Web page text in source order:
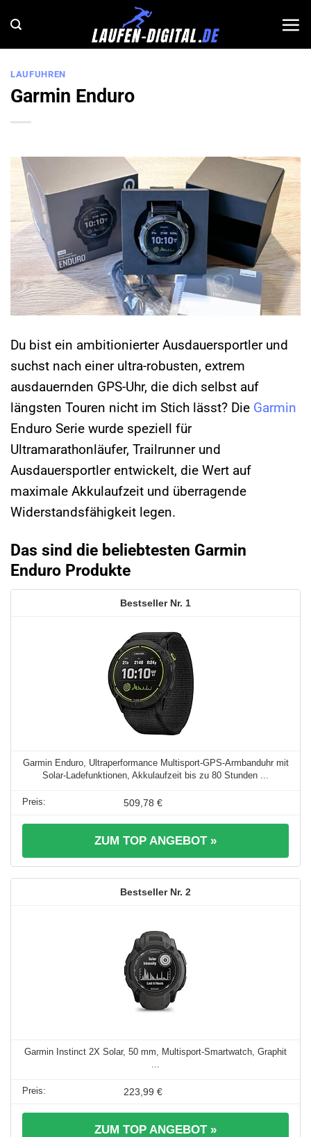
Inhalt
springen
LAUFUHREN
Garmin Enduro
Du bist ein ambitionierter Ausdauersportler und
suchst nach einer ultra-robusten, extrem
ausdauernden GPS-Uhr, die dich selbst auf
längsten Touren nicht im Stich lässt? Die Garmin
Enduro Serie wurde speziell für
Ultramarathonläufer, Trailrunner und
Ausdauersportler entwickelt, die Wert auf
maximale Akkulaufzeit und überragende
Widerstandsfähigkeit legen.
Das sind die beliebtesten Garmin
Enduro Produkte
1
Garmin Enduro, Ultraperformance Multisport-GPS-Armbanduhr mit
Solar-Ladefunktionen, Akkulaufzeit bis zu 80 Stunden ...
509,78 €
ZUM TOP ANGEBOT »
2
Garmin Instinct 2X Solar, 50 mm, Multisport-Smartwatch, Graphit
223,99 €
ZUM TOP ANGEBOT »